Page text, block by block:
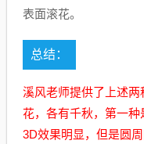
表面滚花。
总结：
溪风老师提供了上述
花，各有千秋，第一种
3D效果明显，但是圆